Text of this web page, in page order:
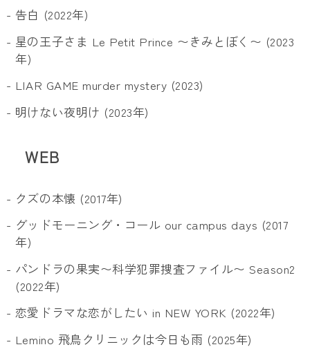
- 告白 (2022年)
- 星の王子さま Le Petit Prince 〜きみとぼく〜 (2023
年)
- LIAR GAME murder mystery (2023)
- 明けない夜明け (2023年)
WEB
- クズの本懐 (2017年)
- グッドモーニング・コール our campus days (2017
年)
- パンドラの果実〜科学犯罪捜査ファイル〜 Season2
(2022年)
- 恋愛ドラマな恋がしたい in NEW YORK (2022年)
- Lemino 飛鳥クリニックは今日も雨 (2025年)